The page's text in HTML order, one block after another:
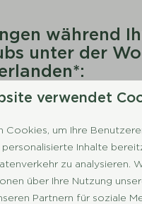
während
unter der
Außenschwimmbad
Sport- und Spielplätze
Betriebe
verwendet
Cookies, um Ihre
Inhalte
zu analysieren.
über Ihre Nutzung
Partnern für soziale